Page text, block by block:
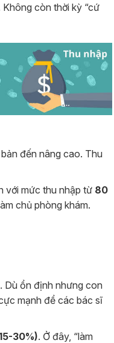
còn thời kỳ “cứ
đến nâng cao. Thu
với mức thu nhập từ 80
chủ phòng khám.
Dù ổn định nhưng con
mạnh để các bác sĩ
30%). Ở đây, “làm